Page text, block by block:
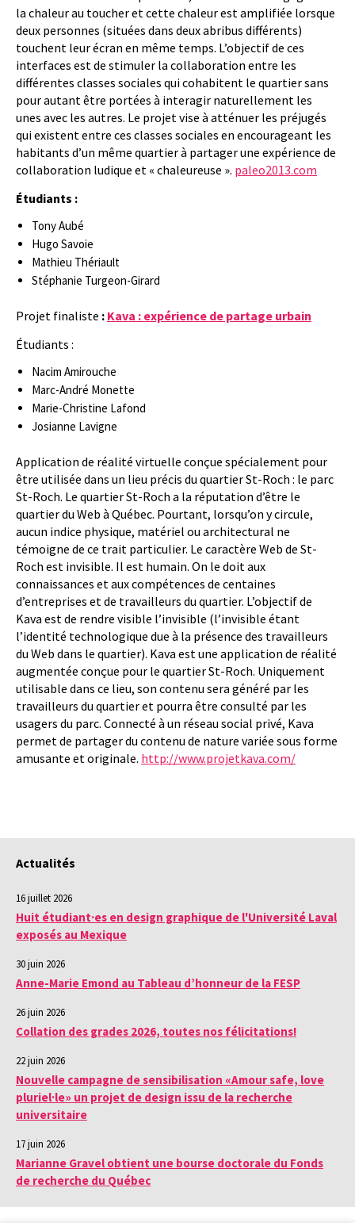
la chaleur au toucher et cette chaleur est amplifiée lorsque
deux personnes (situées dans deux abribus différents)
touchent leur écran en même temps. L’objectif de ces
interfaces est de stimuler la collaboration entre les
différentes classes sociales qui cohabitent le quartier sans
pour autant être portées à interagir naturellement les
unes avec les autres. Le projet vise à atténuer les préjugés
qui existent entre ces classes sociales en encourageant les
habitants d’un même quartier à partager une expérience de
collaboration ludique et « chaleureuse ». paleo2013.com
Étudiants :
Tony Aubé
Hugo Savoie
Mathieu Thériault
Stéphanie Turgeon-Girard
Projet finaliste : Kava : expérience de partage urbain
Étudiants :
Nacim Amirouche
Marc-André Monette
Marie-Christine Lafond
Josianne Lavigne
Application de réalité virtuelle conçue spécialement pour
être utilisée dans un lieu précis du quartier St-Roch : le parc
St-Roch. Le quartier St-Roch a la réputation d’être le
quartier du Web à Québec. Pourtant, lorsqu’on y circule,
aucun indice physique, matériel ou architectural ne
témoigne de ce trait particulier. Le caractère Web de St-
Roch est invisible. Il est humain. On le doit aux
connaissances et aux compétences de centaines
d’entreprises et de travailleurs du quartier. L’objectif de
Kava est de rendre visible l’invisible (l’invisible étant
l’identité technologique due à la présence des travailleurs
du Web dans le quartier). Kava est une application de réalité
augmentée conçue pour le quartier St-Roch. Uniquement
utilisable dans ce lieu, son contenu sera généré par les
travailleurs du quartier et pourra être consulté par les
usagers du parc. Connecté à un réseau social privé, Kava
permet de partager du contenu de nature variée sous forme
amusante et originale. http://www.projetkava.com/
Actualités
16 juillet 2026
Huit étudiant·es en design graphique de l'Université Laval
exposés au Mexique
30 juin 2026
Anne-Marie Emond au Tableau d’honneur de la FESP
26 juin 2026
Collation des grades 2026, toutes nos félicitations!
22 juin 2026
Nouvelle campagne de sensibilisation «Amour safe, love
pluriel·le» un projet de design issu de la recherche
universitaire
17 juin 2026
Marianne Gravel obtient une bourse doctorale du Fonds
de recherche du Québec